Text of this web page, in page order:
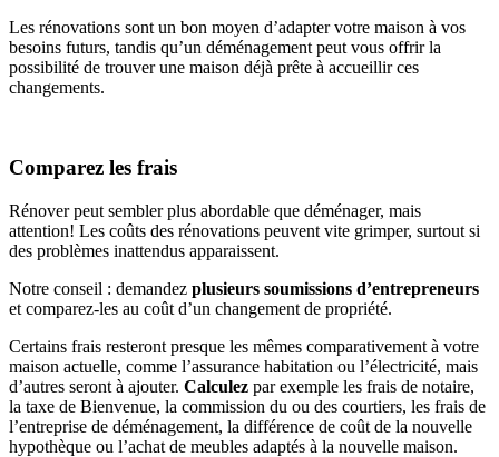
Les rénovations sont un bon moyen d’adapter votre maison à vos
besoins futurs, tandis qu’un déménagement peut vous offrir la
possibilité de trouver une maison déjà prête à accueillir ces
changements.
Comparez les frais
Rénover peut sembler plus abordable que déménager, mais
attention! Les coûts des rénovations peuvent vite grimper, surtout si
des problèmes inattendus apparaissent.
Notre conseil : demandez plusieurs soumissions d’entrepreneurs
et comparez-les au coût d’un changement de propriété.
Certains frais resteront presque les mêmes comparativement à votre
maison actuelle, comme l’assurance habitation ou l’électricité, mais
d’autres seront à ajouter. Calculez par exemple les frais de notaire,
la taxe de Bienvenue, la commission du ou des courtiers, les frais de
l’entreprise de déménagement, la différence de coût de la nouvelle
hypothèque ou l’achat de meubles adaptés à la nouvelle maison.